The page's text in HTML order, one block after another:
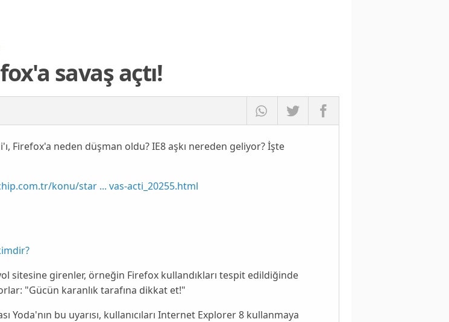
savaş açtı!
Firefox'a neden düşman oldu? IE8 aşkı nereden geliyor? İşte
konu/star ... vas-acti_20255.html
sitesine girenler, örneğin Firefox kullandıkları tespit edildiğinde
"Gücün karanlık tarafına dikkat et!"
Yoda'nın bu uyarısı, kullanıcıları Internet Explorer 8 kullanmaya